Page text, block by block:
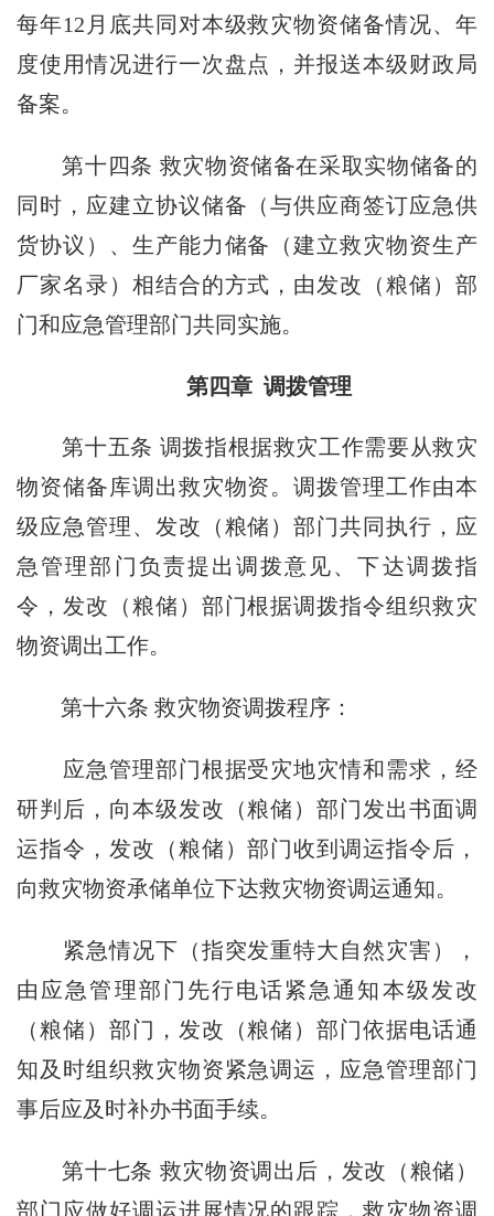
每年12月底共同对本级救灾物资储备情况、年
度使用情况进行一次盘点，并报送本级财政局
备案。
第十四条 救灾物资储备在采取实物储备的
同时，应建立协议储备（与供应商签订应急供
货协议）、生产能力储备（建立救灾物资生产
厂家名录）相结合的方式，由发改（粮储）部
门和应急管理部门共同实施。
第四章 调拨管理
第十五条 调拨指根据救灾工作需要从救灾
物资储备库调出救灾物资。调拨管理工作由本
级应急管理、发改（粮储）部门共同执行，应
急管理部门负责提出调拨意见、下达调拨指
令，发改（粮储）部门根据调拨指令组织救灾
物资调出工作。
第十六条 救灾物资调拨程序：
应急管理部门根据受灾地灾情和需求，经
研判后，向本级发改（粮储）部门发出书面调
运指令，发改（粮储）部门收到调运指令后，
向救灾物资承储单位下达救灾物资调运通知。
紧急情况下（指突发重特大自然灾害），
由应急管理部门先行电话紧急通知本级发改
（粮储）部门，发改（粮储）部门依据电话通
知及时组织救灾物资紧急调运，应急管理部门
事后应及时补办书面手续。
第十七条 救灾物资调出后，发改（粮储）
部门应做好调运进展情况的跟踪，救灾物资调